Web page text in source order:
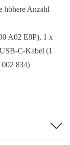
höhere Anzahl
A02 E8P), 1 x
C-Kabel (1
002 834)